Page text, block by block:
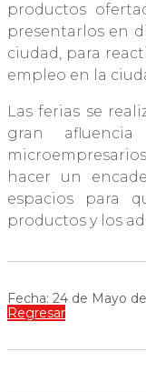
productos
presentarlos en
ciudad, para
empleo en la
Las ferias se
gran
hacer un
espacios para
productos y los
Fecha: 24 de Mayo
Regresar